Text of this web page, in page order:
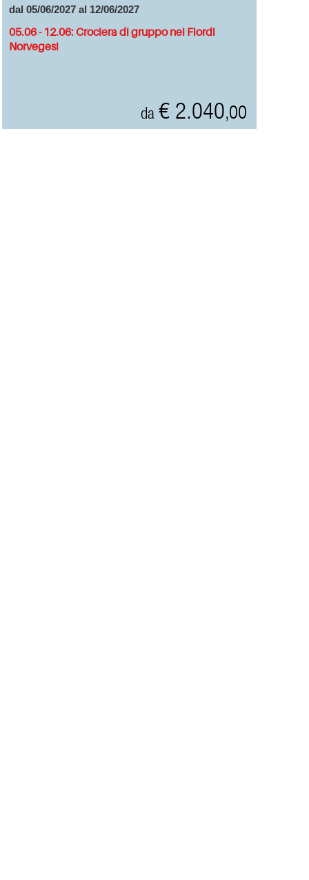
dal 05/06/2027 al 12/06/2027
05.06 - 12.06: Crociera di gruppo nei Fiordi
Norvegesi
da € 2.040,00